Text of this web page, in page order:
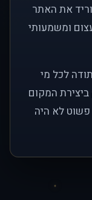
את האתר
ומשמעותי
לכל מי
המקום
לא היה